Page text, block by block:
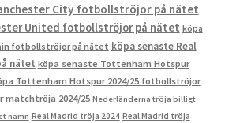
City fotbollströjor på nätet
United fotbollströjor på nätet köpa
fotbollströjor på nätet köpa senaste Real
nätet köpa senaste Tottenham Hotspur
Tottenham Hotspur 2024/25 fotbollströjor
matchtröja 2024/25 Nederländerna tröja billigt
namn Real Madrid tröja 2024 Real Madrid tröja